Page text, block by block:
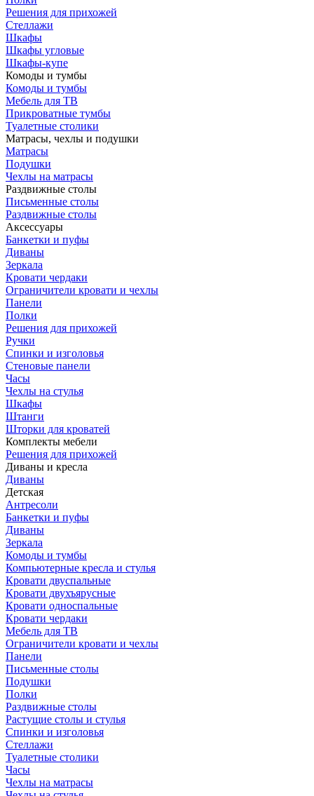
Решения для прихожей
Стеллажи
Шкафы
Шкафы угловые
Шкафы-купе
Комоды и тумбы
Комоды и тумбы
Мебель для ТВ
Прикроватные тумбы
Туалетные столики
Матрасы, чехлы и подушки
Матрасы
Подушки
Чехлы на матрасы
Раздвижные столы
Письменные столы
Раздвижные столы
Аксессуары
Банкетки и пуфы
Диваны
Зеркала
Кровати чердаки
Ограничители кровати и чехлы
Панели
Полки
Решения для прихожей
Ручки
Спинки и изголовья
Стеновые панели
Часы
Чехлы на стулья
Шкафы
Штанги
Шторки для кроватей
Комплекты мебели
Решения для прихожей
Диваны и кресла
Диваны
Детская
Антресоли
Банкетки и пуфы
Диваны
Зеркала
Комоды и тумбы
Компьютерные кресла и стулья
Кровати двуспальные
Кровати двухъярусные
Кровати односпальные
Кровати чердаки
Мебель для ТВ
Ограничители кровати и чехлы
Панели
Письменные столы
Подушки
Полки
Раздвижные столы
Растущие столы и стулья
Спинки и изголовья
Стеллажи
Туалетные столики
Часы
Чехлы на матрасы